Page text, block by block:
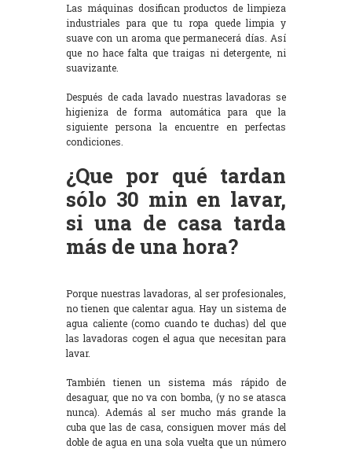
Las máquinas dosifican productos de limpieza
industriales para que tu ropa quede limpia y
suave con un aroma que permanecerá días. Así
que no hace falta que traigas ni detergente, ni
suavizante.
Después de cada lavado nuestras lavadoras se
higieniza de forma automática para que la
siguiente persona la encuentre en perfectas
condiciones.
¿Que por qué tardan
sólo 30 min en lavar,
si una de casa tarda
más de una hora?
Porque nuestras lavadoras, al ser profesionales,
no tienen que calentar agua. Hay un sistema de
agua caliente (como cuando te duchas) del que
las lavadoras cogen el agua que necesitan para
lavar.
También tienen un sistema más rápido de
desaguar, que no va con bomba, (y no se atasca
nunca). Además al ser mucho más grande la
cuba que las de casa, consiguen mover más del
doble de agua en una sola vuelta que un número